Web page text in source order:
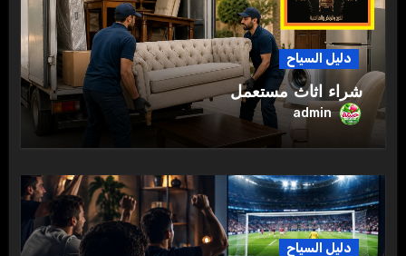
دليل السياح
شراء اثاث مستعمل
admin
دليل السياح